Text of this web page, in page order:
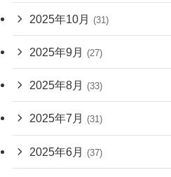
2025年10月 (31)
2025年9月 (27)
2025年8月 (33)
2025年7月 (31)
2025年6月 (37)